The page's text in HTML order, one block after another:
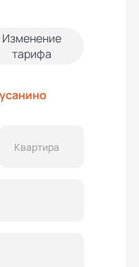
Изменение
тарифа